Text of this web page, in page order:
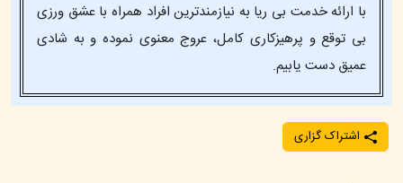
با ارائه خدمت بی ریا به نیازمندترین افراد همراه با عشق ورزی
بی توقع و پرهیزکاری کامل، عروج معنوی نموده و به شادی
عمیق دست یابیم.
اشتراک گزاری